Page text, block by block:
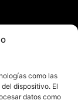
como las
dispositivo. El
datos como